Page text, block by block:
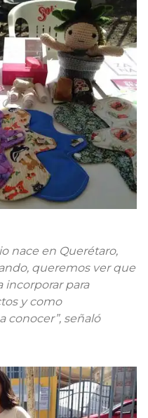
nace en Querétaro,
queremos ver que
incorporar para
y como
conocer”, señaló